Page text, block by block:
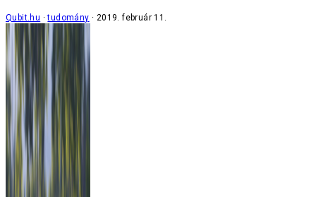
Qubit.hu tudomány 2019. február 11.